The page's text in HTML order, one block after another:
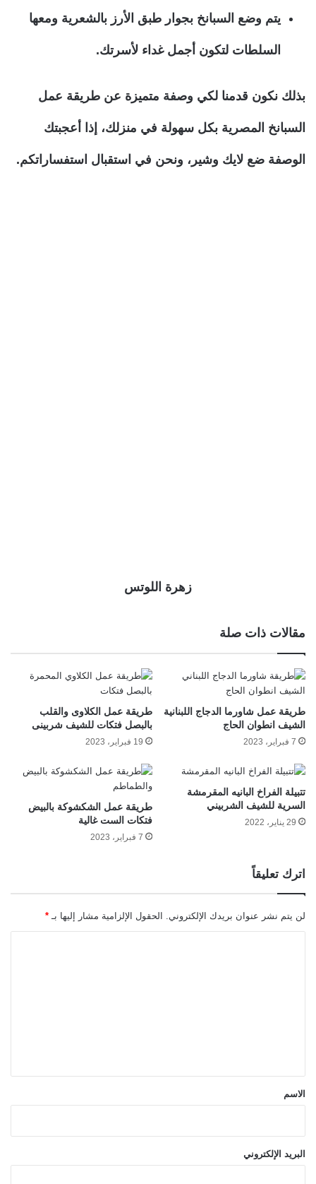
يتم وضع السبانخ بجوار طبق الأرز بالشعرية ومعها
السلطات لتكون أجمل غداء لأسرتك.
بذلك نكون قدمنا لكي وصفة متميزة عن طريقة عمل
السبانخ المصرية بكل سهولة في منزلك، إذا أعجبتك
الوصفة ضع لايك وشير، ونحن في استقبال استفساراتكم.
زهرة اللوتس
مقالات ذات صلة
طريقة عمل شاورما الدجاج اللبنانية
الشيف انطوان الحاج
7 فبراير، 2023
طريقة عمل الكلاوى والقلب
بالبصل فتكات للشيف شربينى
19 فبراير، 2023
تتبيلة الفراخ البانيه المقرمشة
السرية للشيف الشربيني
29 يناير، 2022
طريقة عمل الشكشوكة بالبيض
فتكات الست غالية
7 فبراير، 2023
اترك تعليقاً
لن يتم نشر عنوان بريدك الإلكتروني. الحقول الإلزامية مشار إليها بـ *
*الاسم
البريد الإلكتروني